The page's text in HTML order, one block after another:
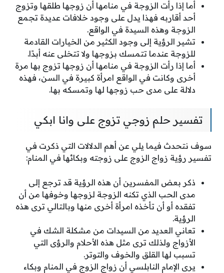
أما إذا رأت الزوجة في منامها أن زوجها طلقها وتزوج
أحد أقاربه فهذا يدل على وجود خلافات عديدة تجمع
الزوجة وهذه السيدة في الواقع.
تشير الرؤية إلى وجود الكثير من الخيارات القادمة
للزوجة عندما تتمسك بزوجها ولا تتخلى عنه أبدًا.
أما إذا رأت الزوجة في منامها أن زوجها تزوج بها مرة
أخرى وكانت في الواقع امرأة كبيرة في السن، فهذه
دلالة على مدى حب زوجها لها وتمسكه بها.
تفسير حلم زوجي تزوج على وانا ابكي
سوف نتحدث فيما يلي عن أهم الدلالات التي ذكرت في
تفسير رؤية زواج الزوج على زوجته وبكائها في المنام:
ذكر بعض المفسرين أن هذه الرؤية قد ترجع إلى
مدى الحب الذي تكنه الزوجة لزوجها وخوفها من أن
تفقده أو أن تأخذه امرأة أخرى منها وبالتالي ترى هذه
الرؤية.
تعاني العديد من السيدات من مشكلة الشك في
الأزواج ولذلك ترى مثل هذه الأحلام والرؤى التي
تسبب لها القلق والخوف والتوتر.
يرى الإمام النابلسي أن زواج الزوج في المنام وبكاء